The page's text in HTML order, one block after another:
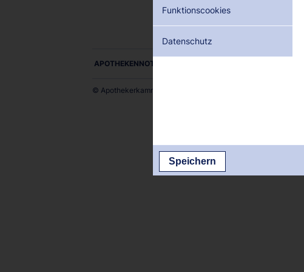
APOTHEKENNOTDIENSTE ALS PDF DOWNLOADEN:
© Apothekerkammer des Saarlandes
Funktionscookies
Datenschutz
Speichern